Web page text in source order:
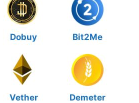
Dobuy Bit2Me
Vether
Demeter